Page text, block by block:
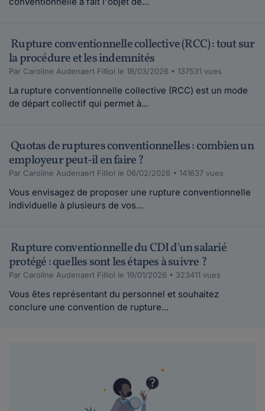
Rupture conventionnelle collective (RCC) : tout sur
la procédure et les indemnités
Par Caroline Audenaert Filliol le 18/03/2026 • 137531 vues
La rupture conventionnelle collective (RCC) est un mode
de départ collectif qui permet à...
Quotas de ruptures conventionnelles : combien un
employeur peut-il en faire ?
Par Caroline Audenaert Filliol le 06/02/2026 • 141637 vues
Vous envisagez de proposer une rupture conventionnelle
individuelle à plusieurs de vos...
Rupture conventionnelle du CDI d'un salarié
protégé : quelles sont les étapes à suivre ?
Par Caroline Audenaert Filliol le 19/01/2026 • 323411 vues
Vous êtes représentant du personnel et souhaitez
conclure une convention de rupture...